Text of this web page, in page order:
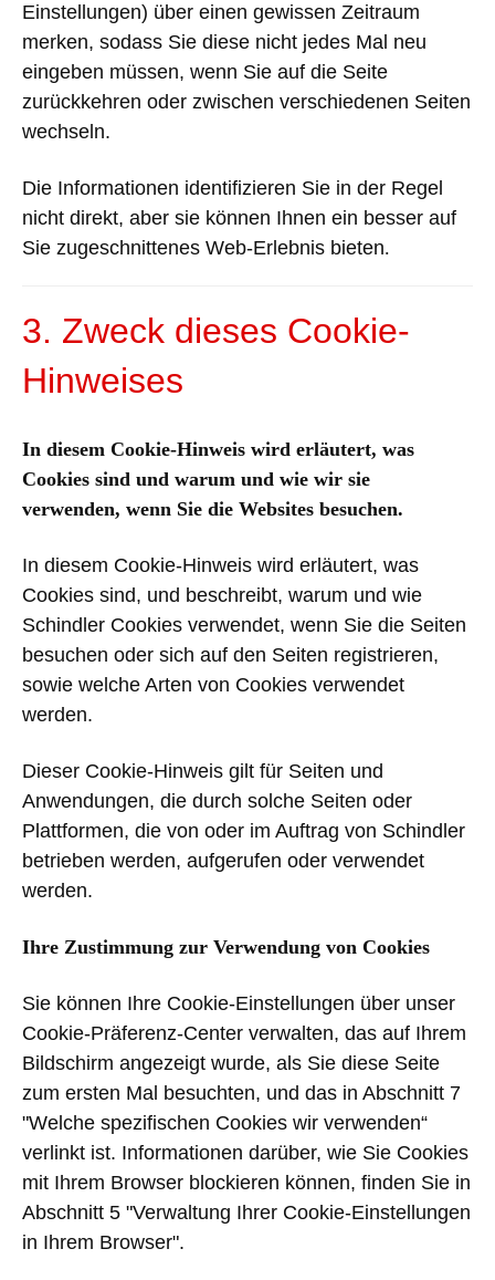
Einstellungen) über einen gewissen Zeitraum
merken, sodass Sie diese nicht jedes Mal neu
eingeben müssen, wenn Sie auf die Seite
zurückkehren oder zwischen verschiedenen Seiten
wechseln.
Die Informationen identifizieren Sie in der Regel
nicht direkt, aber sie können Ihnen ein besser auf
Sie zugeschnittenes Web-Erlebnis bieten.
3. Zweck dieses Cookie-
Hinweises
In diesem Cookie-Hinweis wird erläutert, was
Cookies sind und warum und wie wir sie
verwenden, wenn Sie die Websites besuchen.
In diesem Cookie-Hinweis wird erläutert, was
Cookies sind, und beschreibt, warum und wie
Schindler Cookies verwendet, wenn Sie die Seiten
besuchen oder sich auf den Seiten registrieren,
sowie welche Arten von Cookies verwendet
werden.
Dieser Cookie-Hinweis gilt für Seiten und
Anwendungen, die durch solche Seiten oder
Plattformen, die von oder im Auftrag von Schindler
betrieben werden, aufgerufen oder verwendet
werden.
Ihre Zustimmung zur Verwendung von Cookies
Sie können Ihre Cookie-Einstellungen über unser
Cookie-Präferenz-Center verwalten, das auf Ihrem
Bildschirm angezeigt wurde, als Sie diese Seite
zum ersten Mal besuchten, und das in Abschnitt 7
"Welche spezifischen Cookies wir verwenden“
verlinkt ist. Informationen darüber, wie Sie Cookies
mit Ihrem Browser blockieren können, finden Sie in
Abschnitt 5 "Verwaltung Ihrer Cookie-Einstellungen
in Ihrem Browser".